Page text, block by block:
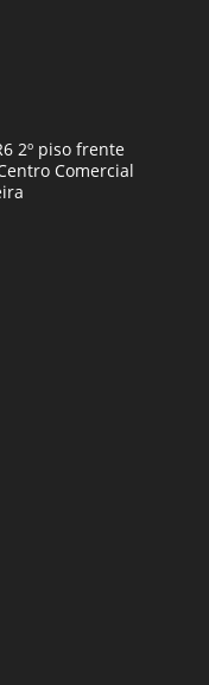
2º piso frente
Comercial